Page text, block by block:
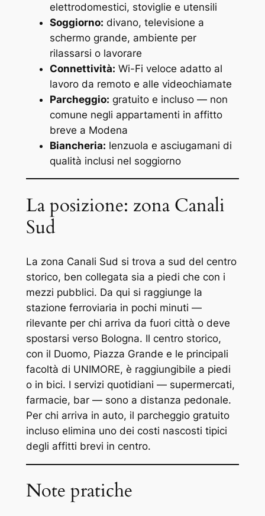
elettrodomestici, stoviglie e utensili
Soggiorno: divano, televisione a
schermo grande, ambiente per
rilassarsi o lavorare
Connettività: Wi-Fi veloce adatto al
lavoro da remoto e alle videochiamate
Parcheggio: gratuito e incluso — non
comune negli appartamenti in affitto
breve a Modena
Biancheria: lenzuola e asciugamani di
qualità inclusi nel soggiorno
La posizione: zona Canali
Sud
La zona Canali Sud si trova a sud del centro
storico, ben collegata sia a piedi che con i
mezzi pubblici. Da qui si raggiunge la
stazione ferroviaria in pochi minuti —
rilevante per chi arriva da fuori città o deve
spostarsi verso Bologna. Il centro storico,
con il Duomo, Piazza Grande e le principali
facoltà di UNIMORE, è raggiungibile a piedi
o in bici. I servizi quotidiani — supermercati,
farmacie, bar — sono a distanza pedonale.
Per chi arriva in auto, il parcheggio gratuito
incluso elimina uno dei costi nascosti tipici
degli affitti brevi in centro.
Note pratiche